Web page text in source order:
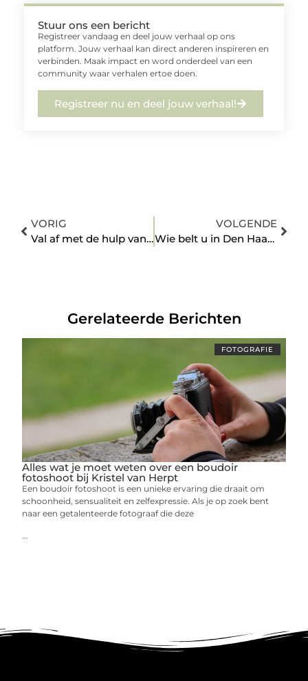
Stuur ons een bericht
Registreer vandaag en deel jouw verhaal op ons
platform. Jouw verhaal kan direct anderen inspireren en
verbinden. Maak impact en word onderdeel van een
community waar verhalen ertoe doen.
Registreer nu en deel jouw verhaal!
VORIG
Val af met de hulp van de diëtist in Enschede
VOLGENDE
Wie belt u in Den Haag u als u problemen heeft met gas, water of licht?
Gerelateerde Berichten
FOTOGRAFIE
Alles wat je moet weten over een boudoir
fotoshoot bij Kristel van Herpt
Een boudoir fotoshoot is een unieke ervaring die draait om
schoonheid, sensualiteit en zelfexpressie. Als je op zoek bent
naar een getalenteerde fotograaf die deze
...